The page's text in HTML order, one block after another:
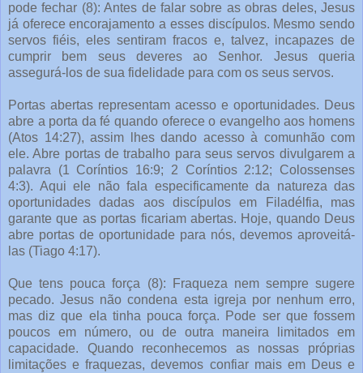
pode fechar (8): Antes de falar sobre as obras deles, Jesus
já oferece encorajamento a esses discípulos. Mesmo sendo
servos fiéis, eles sentiram fracos e, talvez, incapazes de
cumprir bem seus deveres ao Senhor. Jesus queria
assegurá-los de sua fidelidade para com os seus servos.
Portas abertas representam acesso e oportunidades. Deus
abre a porta da fé quando oferece o evangelho aos homens
(Atos 14:27), assim lhes dando acesso à comunhão com
ele. Abre portas de trabalho para seus servos divulgarem a
palavra (1 Coríntios 16:9; 2 Coríntios 2:12; Colossenses
4:3). Aqui ele não fala especificamente da natureza das
oportunidades dadas aos discípulos em Filadélfia, mas
garante que as portas ficariam abertas. Hoje, quando Deus
abre portas de oportunidade para nós, devemos aproveitá-
las (Tiago 4:17).
Que tens pouca força (8): Fraqueza nem sempre sugere
pecado. Jesus não condena esta igreja por nenhum erro,
mas diz que ela tinha pouca força. Pode ser que fossem
poucos em número, ou de outra maneira limitados em
capacidade. Quando reconhecemos as nossas próprias
limitações e fraquezas, devemos confiar mais em Deus e